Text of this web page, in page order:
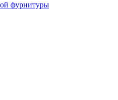
фурнитуры